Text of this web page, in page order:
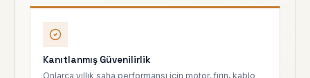
Kanıtlanmış Güvenilirlik
Onlarca yıllık saha performansı için motor, fırın, kablo